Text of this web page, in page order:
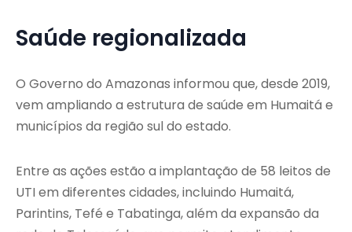
Saúde regionalizada
O Governo do Amazonas informou que, desde 2019,
vem ampliando a estrutura de saúde em Humaitá e
municípios da região sul do estado.
Entre as ações estão a implantação de 58 leitos de
UTI em diferentes cidades, incluindo Humaitá,
Parintins, Tefé e Tabatinga, além da expansão da